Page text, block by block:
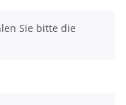
Sie bitte die